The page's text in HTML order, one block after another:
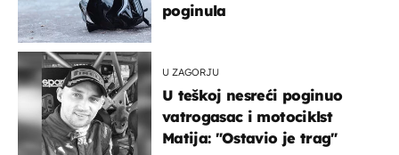
poginula
U ZAGORJU
U teškoj nesreći poginuo
vatrogasac i motociklst
Matija: "Ostavio je trag"